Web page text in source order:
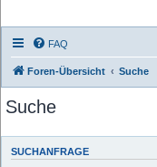
FAQ
Foren-Übersicht Suche
Suche
SUCHANFRAGE